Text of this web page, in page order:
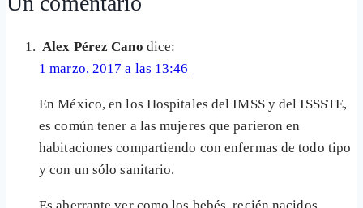
entrada:
Alex Pérez Cano dice:
1 marzo, 2017 a las 13:46
En México, en los Hospitales del IMSS y del ISSSTE,
es común tener a las mujeres que parieron en
habitaciones compartiendo con enfermas de todo tipo
y con un sólo sanitario.